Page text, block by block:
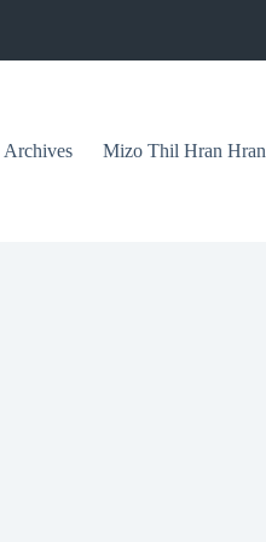
Archives Mizo Thil Hran Hran